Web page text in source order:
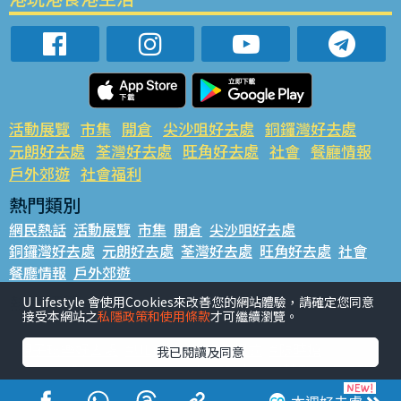
活動展覽 市集 開倉 尖沙咀好去處 銅鑼灣好去處
元朗好去處 荃灣好去處 旺角好去處 社會 餐廳情報
戶外郊遊 社會福利
熱門類別
網民熱話 活動展覽 市集 開倉 尖沙咀好去處
銅鑼灣好去處 元朗好去處 荃灣好去處 旺角好去處 社會
餐廳情報 戶外郊遊
熱門標籤
#UGO搵好去處 #人氣活動推介 #美食社群熱話
#ULifestyle應用程式
#UJetso禮物放送 #ULifestyle商戶中心 #著數 #網絡熱話
U Lifestyle 會使用Cookies來改善您的網站體驗，請確定您同意
接受本網站之私隱政策和使用條款才可繼續瀏覽。
我已閱讀及同意